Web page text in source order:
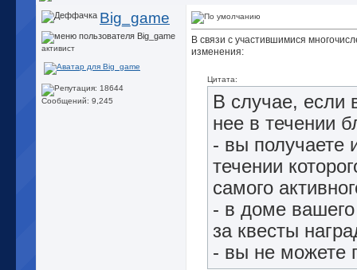
Big_game
активист
Сообщений: 9,245
В связи с участившимися
изменения:
Цитата:
В случае, если
нее в течении
- вы получаете
течении
самого
- в доме
за квесты
- вы не можете